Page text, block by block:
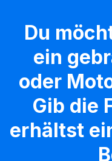
Du
ein
oder
Gib die
erhältst